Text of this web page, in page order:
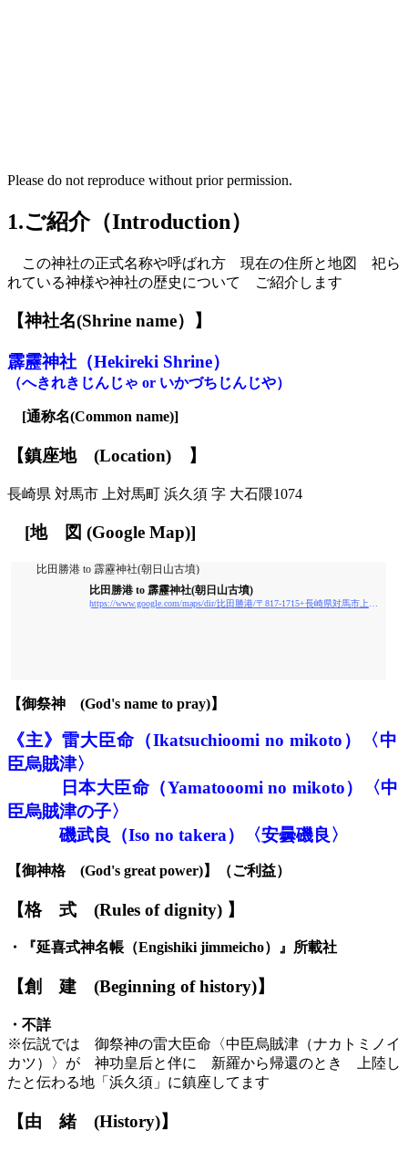
Please do not reproduce without prior permission.
1.ご紹介（Introduction）
この神社の正式名称や呼ばれ方 現在の住所と地図 祀ら
れている神様や神社の歴史について ご紹介します
【神社名(Shrine name） 】
霹靂神社 （Hekireki Shrine）
（へきれきじんじゃ or いかづちじんじや）
[通称名(Common name)]
【鎮座地 (Location) 】
長崎県 対馬市 上対馬町 浜久須 字 大石隈1074
[地 図 (Google Map)]
比田勝港 to 霹靂神社(朝日山古墳)
比田勝港 to 霹靂神社(朝日山古墳)
【御祭神 (God's name to pray)】
《主》雷大臣命 （Ikatsuchioomi no mikoto） 〈中
臣烏賊津〉
日本大臣命（Yamatooomi no mikoto） 〈中
臣烏賊津の子〉
磯武良（Iso no takera）
〈安曇磯良 〉
【御神格 (God's great power)】 （ご利益）
【格 式 (Rules of dignity) 】
・ 『延喜式神名帳 （Engishiki jimmeicho） 』 所載社
【創 建 (Beginning of history)】
・不詳
※伝説では 御祭神の雷大臣命 〈中臣烏賊津 （ナカトミノイ
カツ）
〉 が 神功皇后と伴に 新羅から帰還のとき
上陸し
た と伝わる地 「 浜久須 」に鎮座してます
【由 緒 (History)】